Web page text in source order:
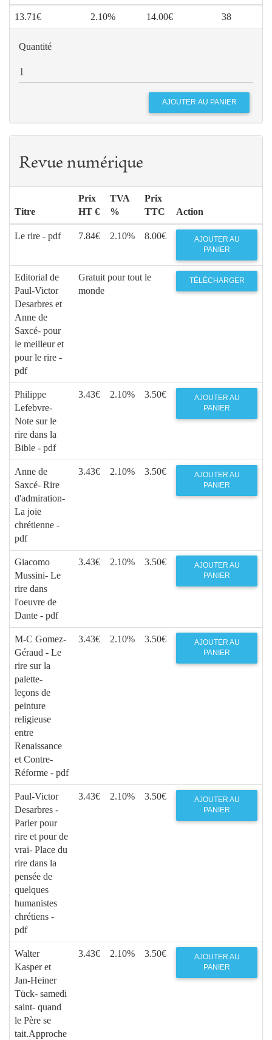
13.71€ 2.10% 14.00€ 38
Quantité
Revue numérique
Titre
Prix
HT €
TVA
%
Prix
TTC
Action
Le rire - pdf 7.84€ 2.10% 8.00€
AJOUTER AU
PANIER
Editorial de
Paul-Victor
Desarbres et
Anne de
Saxcé- pour
le meilleur et
pour le rire -
pdf
Gratuit pour tout le
monde
TÉLÉCHARGER
Philippe
Lefebvre-
Note sur le
rire dans la
Bible - pdf
3.43€ 2.10% 3.50€
AJOUTER AU
PANIER
Anne de
Saxcé- Rire
d'admiration-
La joie
chrétienne -
pdf
3.43€ 2.10% 3.50€
AJOUTER AU
PANIER
Giacomo
Mussini- Le
rire dans
l'oeuvre de
Dante - pdf
3.43€ 2.10% 3.50€
AJOUTER AU
PANIER
M-C Gomez-
Géraud - Le
rire sur la
palette-
leçons de
peinture
religieuse
entre
Renaissance
et Contre-
Réforme - pdf
3.43€ 2.10% 3.50€
AJOUTER AU
PANIER
Paul-Victor
Desarbres -
Parler pour
rire et pour de
vrai- Place du
rire dans la
pensée de
quelques
humanistes
chrétiens -
pdf
3.43€ 2.10% 3.50€
AJOUTER AU
PANIER
Walter
Kasper et
Jan-Heiner
Tück- samedi
saint- quand
le Père se
tait.Approche
3.43€ 2.10% 3.50€
AJOUTER AU
PANIER